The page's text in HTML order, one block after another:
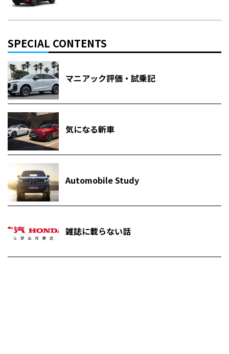
SPECIAL CONTENTS
マニアック評価・試乗記
気になる新車
Automobile Study
雑誌に載らない話